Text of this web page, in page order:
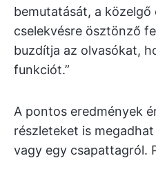
bemutatását, a közelgő
cselekvésre ösztönző
buzdítja az olvasókat,
funkciót.”
A pontos eredmények
részleteket is
vagy egy csapattagról.